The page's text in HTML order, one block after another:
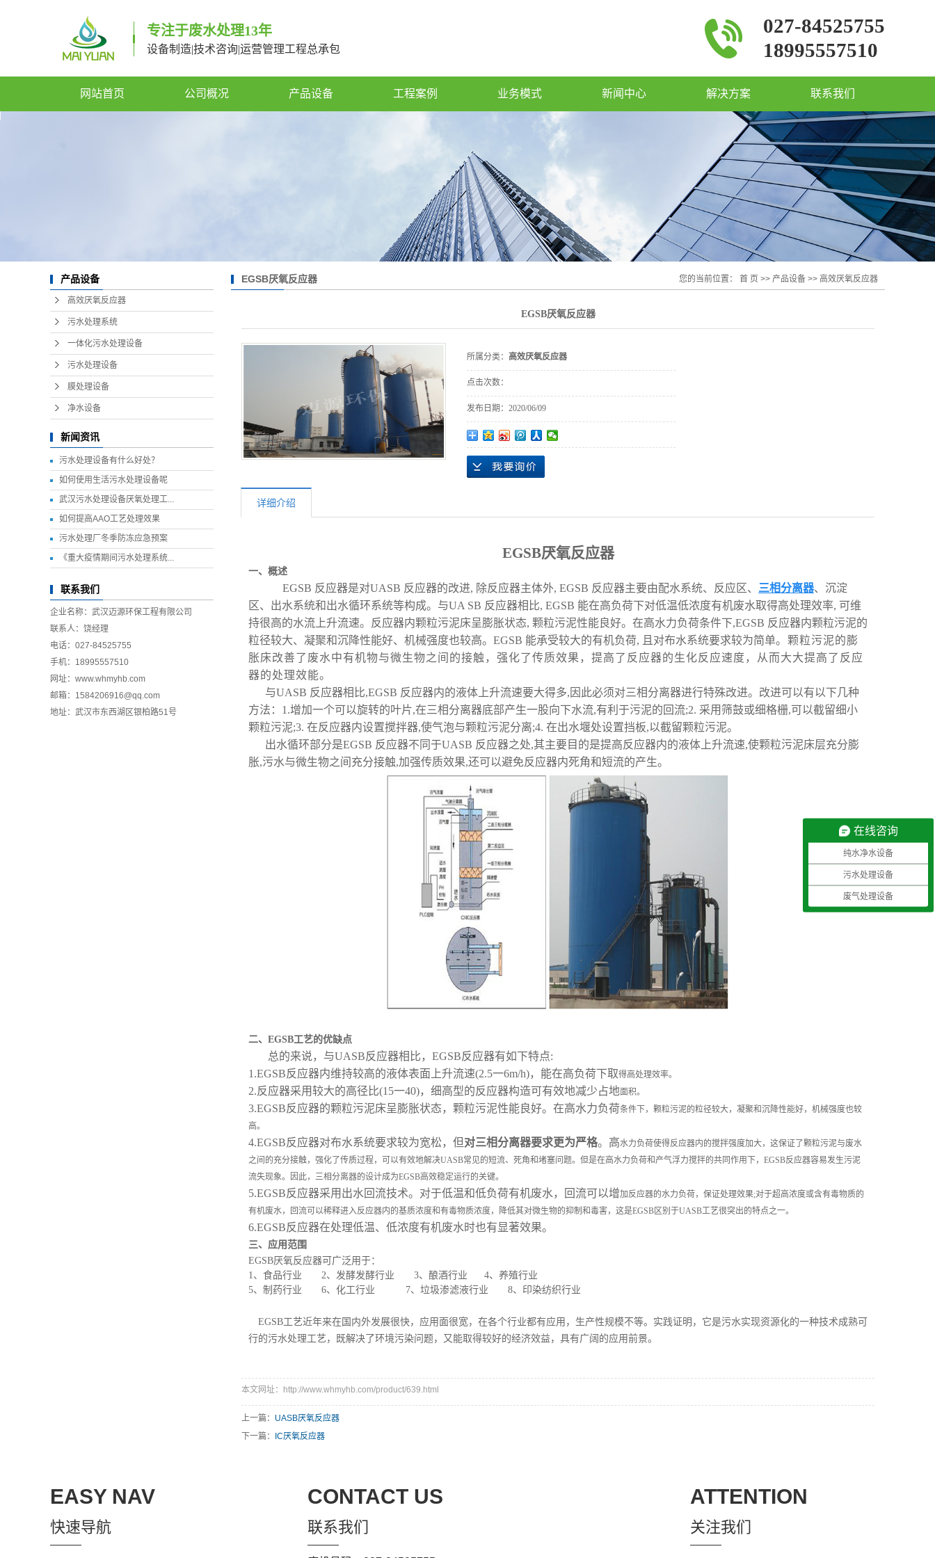
专注于废水处理13年
设备制造|技术咨询|运营管理工程总承包
027-84525755
18995557510
网站首页 公司概况 产品设备 工程案例 业务模式 新闻中心 解决方案 联系我们
产品设备
高效厌氧反应器
污水处理系统
一体化污水处理设备
污水处理设备
膜处理设备
净水设备
新闻资讯
污水处理设备有什么好处？
如何使用生活污水处理设备呢
武汉污水处理设备厌氧处理工...
如何提高AAO工艺处理效果
污水处理厂冬季防冻应急预案
《重大疫情期间污水处理系统...
联系我们
企业名称：武汉迈源环保工程有限公司
联系人：饶经理
电话：027-84525755
手机：18995557510
网址：www.whmyhb.com
邮箱：1584206916@qq.com
地址：武汉市东西湖区银柏路51号
EGSB厌氧反应器 您的当前位置： 首 页 >> 产品设备 >> 高效厌氧反应器
EGSB厌氧反应器
所属分类： 高效厌氧反应器
点击次数：
发布日期： 2020/06/09
详细介绍
EGSB厌氧反应器
一、概述
EGSB 反应器是对UASB 反应器的改进, 除反应器主体外, EGSB 反应器主要由配水系统、反应区、 三相分离器、沉淀
区、出水系统和出水循环系统等构成。与UA SB 反应器相比, EGSB 能在高负荷下对低温低浓度有机废水取得高处理效率, 可维
持很高的水流上升流速。反应器内颗粒污泥床呈膨胀状态, 颗粒污泥性能良好。在高水力负荷条件下,EGSB 反应器内颗粒污泥的
粒径较大、凝聚和沉降性能好、机械强度也较高。 EGSB 能承受较大的有机负荷, 且对布水系统要求较为简单。颗粒污泥的膨
胀床改善了废水中有机物与微生物之间的接触，强化了传质效果，提高了反应器的生化反应速度，从而大大提高了反应
器的处理效能。
与UASB 反应器相比,EGSB 反应器内的液体上升流速要大得多, 因此必须对三相分离器进行特殊改进。改进可以有以下几种
方法 ： 1.增加一个可以旋转的叶片,在三相分离器底部产生一股向下水流,有利于污泥的回流;2. 采用筛鼓或细格栅,可以截留细小
颗粒污泥;3. 在反应器内设置搅拌器,使气泡与颗粒污泥分离;4. 在出水堰处设置挡板,以截留颗粒污泥。
出水循环部分是EGSB 反应器不同于UASB 反应器之处,其主要目的是提高反应器内的液体上升流速,使颗粒污泥床层充分膨
胀,污水与微生物之间充分接触,加强传质效果,还可以避免反应器内死角和短流的产生。
二、 EGSB工艺的优缺点
总的来说，与UASB反应器相比，EGSB反应器有如下特点:
1.EGSB反应器内维持较高的液体表面上升流速(2.5一6m/h)，能在高负荷下取得高处理效率。
2.反应器采用较大的高径比(15一40)，细高型的反应器构造可有效地减少占地面积。
3.EGSB反应器的颗粒污泥床呈膨胀状态，颗粒污泥性能良好。在高水力负荷条件下，颗粒污泥的粒径较大，凝聚和沉降性能好，机械强度也较
高。
4.EGSB反应器对布水系统要求较为宽松，但对三相分离器要求更为严格。高水力负荷使得反应器内的搅拌强度加大，这保证了颗粒污泥与废水
之间的充分接触，强化了传质过程，可以有效地解决UASB常见的短流、死角和堵塞问题。但是在高水力负荷和产气浮力搅拌的共同作用下， EGSB反应器容易发生污泥
流失现象。因此，三相分离器的设计成为EGSB高效稳定运行的关键。
5.EGSB反应器采用出水回流技术。对于低温和低负荷有机废水，回流可以增加反应器的水力负荷，保证处理效果;对于超高浓度或含有毒物质的
有机废水，回流可以稀释进入反应器内的基质浓度和有毒物质浓度，降低其对微生物的抑制和毒害，这是EGSB区别于UASB工艺很突出的特点之一。
6.EGSB反应器在处理低温、低浓度有机废水时也有显著效果。
三、应用范围
EGSB厌氧反应器可广泛用于：
1 、 食品行业 2、 发酵发酵行业 3、 酿酒行业 4、养殖行业
5、 制药行业 6、 化工行业 7、 垃圾渗滤液行业 8、印染纺织行业
EGSB工艺近年来在国内外发展很快，应用面很宽，在各个行业都有应用，生产性规模不等。实践证明，它是污水实现资源化的一种技术成熟可
行的污水处理工艺，既解决了环境污染问题，又能取得较好的经济效益，具有广阔的应用前景。
本文网址：http://www.whmyhb.com/product/639.html
上一篇： UASB厌氧反应器
下一篇： IC厌氧反应器
EASY NAV
快速导航
CONTACT US
联系我们
ATTENTION
关注我们
在线咨询
纯水净水设备
污水处理设备
废气处理设备